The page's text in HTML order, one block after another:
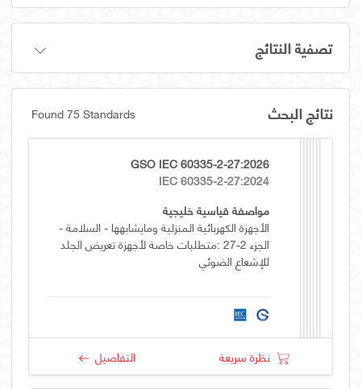
تصفية النتائج
نتائج البحث Found 75 Standards
GSO IEC 60335-2-27:2026
IEC 60335-2-27:2024
مواصفة قياسية خليجية
الأجهزة الكهربائية المنزلية ومايشابهها - السلامة -
الجزء 2-27 :متطلبات خاصة لأجهزة تعريض الجلد
للإشعاع الضوئي
نظرة سريعة التفاصيل